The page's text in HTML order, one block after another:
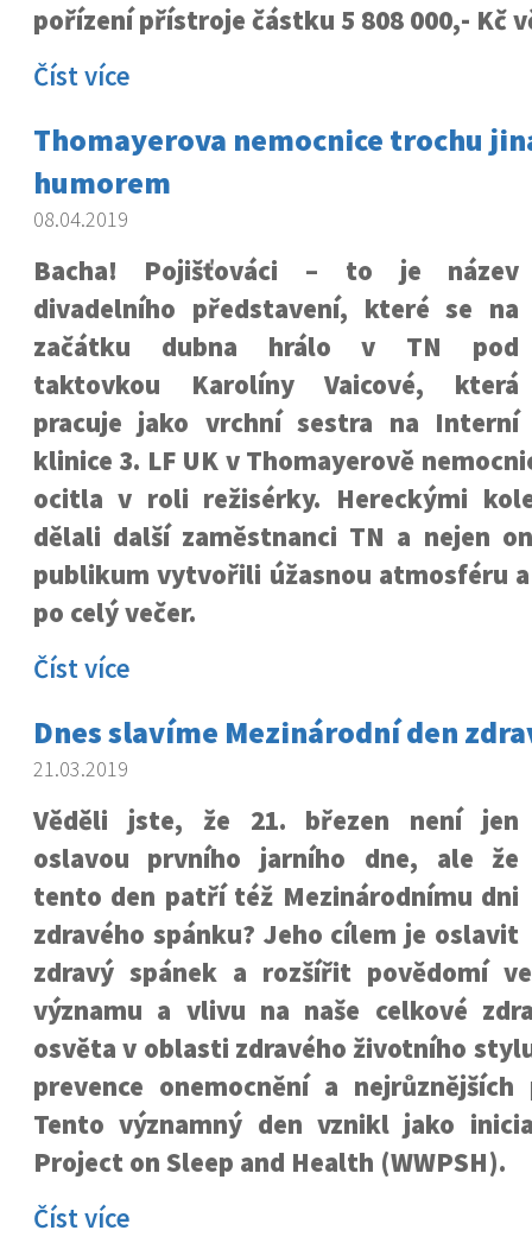
pořízení přístroje částku 5 808 000,- Kč
Číst více
Thomayerova nemocnice trochu
humorem
08.04.2019
Bacha! Pojišťováci – to je název
divadelního představení, které se na
začátku dubna hrálo v TN pod
taktovkou Karolíny Vaicové, která
pracuje jako vrchní sestra na Interní
klinice 3. LF UK v Thomayerově
ocitla v roli režisérky. Hereckými
dělali další zaměstnanci TN a nejen
publikum vytvořili úžasnou atmosféru
po celý večer.
Číst více
Dnes slavíme Mezinárodní den
21.03.2019
Věděli jste, že 21. březen není jen
oslavou prvního jarního dne, ale že
tento den patří též Mezinárodnímu dni
zdravého spánku? Jeho cílem je oslavit
zdravý spánek a rozšířit povědomí
významu a vlivu na naše celkové
osvěta v oblasti zdravého životního
prevence onemocnění a nejrůznějších
Tento významný den vznikl jako
Project on Sleep and Health (WWPSH).
Číst více